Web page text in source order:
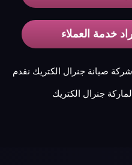
خدمة العملاء
صيانة جنرال الكتريك نقدم
جنرال الكتريك